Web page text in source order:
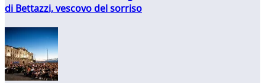
di Bettazzi, vescovo del sorriso